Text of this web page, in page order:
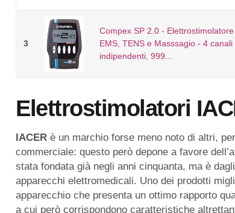
3
Compex SP 2.0 -
EMS, TENS e Masssagio - 4 canali
indipendenti, 999...
Elettrostimolatori
IACER è un marchio forse meno noto di altri,
commerciale: questo però depone a favore
stata fondata già negli anni cinquanta, ma è
apparecchi elettromedicali. Uno dei prodotti
apparecchio che presenta un ottimo rapporto
a cui però corrispondono caratteristiche